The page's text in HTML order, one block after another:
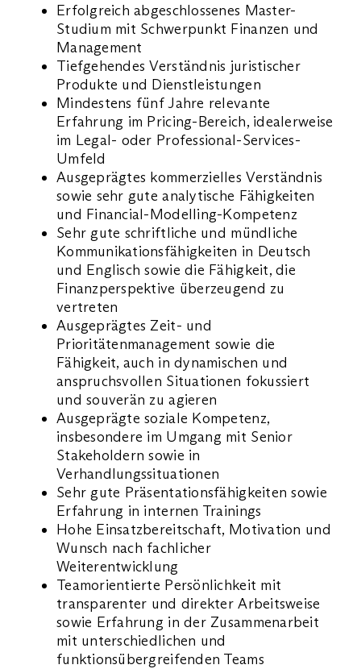
Erfolgreich abgeschlossenes Master-
Studium mit Schwerpunkt Finanzen und
Management
Tiefgehendes Verständnis juristischer
Produkte und Dienstleistungen
Mindestens fünf Jahre relevante
Erfahrung im Pricing-Bereich, idealerweise
im Legal- oder Professional-Services-
Umfeld
Ausgeprägtes kommerzielles Verständnis
sowie sehr gute analytische Fähigkeiten
und Financial-Modelling-Kompetenz
Sehr gute schriftliche und mündliche
Kommunikationsfähigkeiten in Deutsch
und Englisch sowie die Fähigkeit, die
Finanzperspektive überzeugend zu
vertreten
Ausgeprägtes Zeit- und
Prioritätenmanagement sowie die
Fähigkeit, auch in dynamischen und
anspruchsvollen Situationen fokussiert
und souverän zu agieren
Ausgeprägte soziale Kompetenz,
insbesondere im Umgang mit Senior
Stakeholdern sowie in
Verhandlungssituationen
Sehr gute Präsentationsfähigkeiten sowie
Erfahrung in internen Trainings
Hohe Einsatzbereitschaft, Motivation und
Wunsch nach fachlicher
Weiterentwicklung
Teamorientierte Persönlichkeit mit
transparenter und direkter Arbeitsweise
sowie Erfahrung in der Zusammenarbeit
mit unterschiedlichen und
funktionsübergreifenden Teams